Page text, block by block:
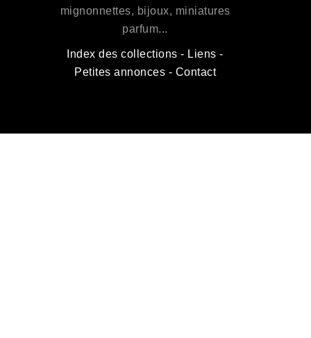
mignonnettes, bijoux, miniatures
parfum...
Index des collections - Liens -
Petites annonces - Contact